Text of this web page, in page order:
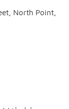
North Point,